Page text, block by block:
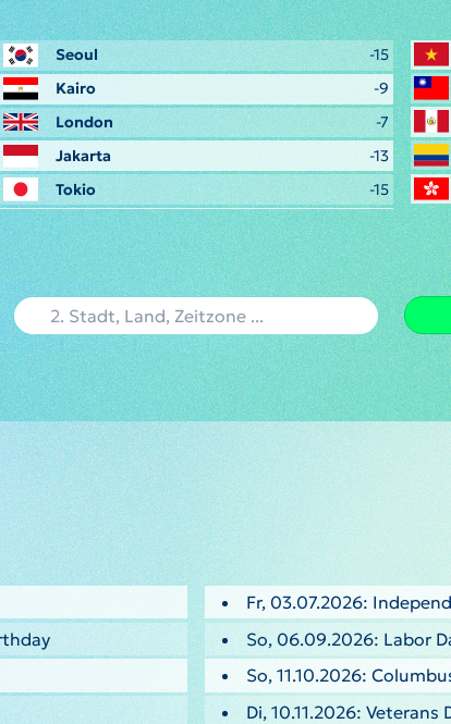
Seoul
-15
Kairo
-9
London
-7
Jakarta
-13
Tokio
-15
Fr, 03.07.2026:
So, 06.09.2026: Labor
So, 11.10.2026:
Di, 10.11.2026: Veterans